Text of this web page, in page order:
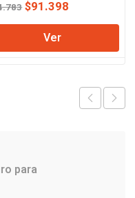
El
precio
original
era:
$91.398
precio
es:
Ver
para